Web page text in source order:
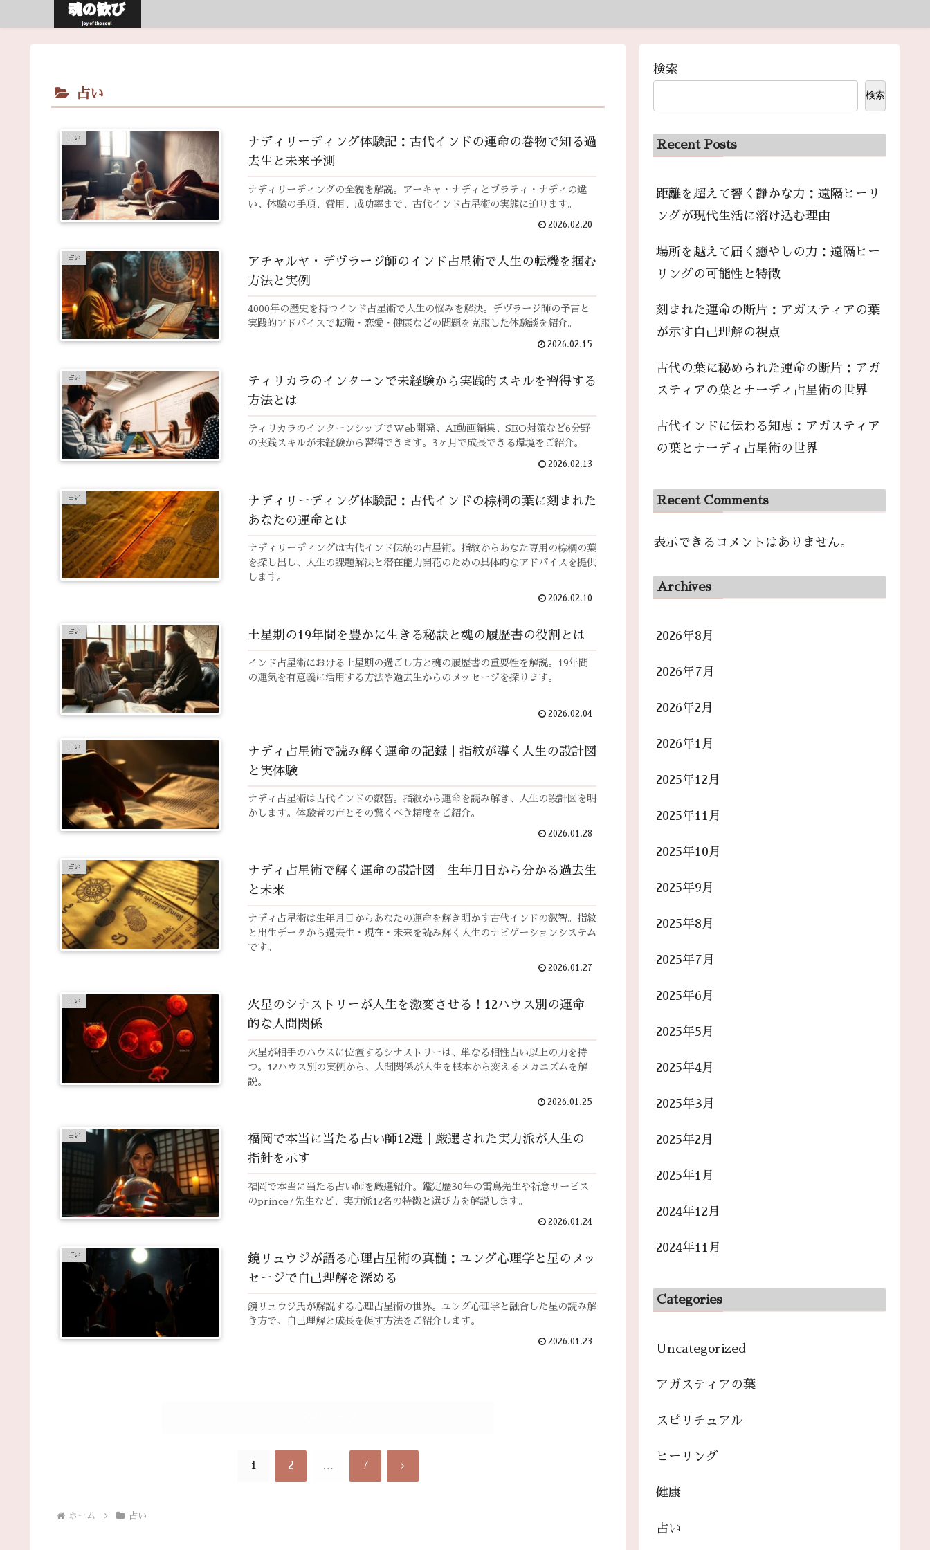
占い
占い
ナディリーディング体験記：古代インドの運命の巻物で知る過
去生と未来予測
ナディリーディングの全貌を解説。アーキャ・ナディとプラティ・ナディの違
い、体験の手順、費用、成功率まで、古代インド占星術の実態に迫ります。
2026.02.20
占い
アチャルヤ・デヴラージ師のインド占星術で人生の転機を掴む
方法と実例
4000年の歴史を持つインド占星術で人生の悩みを解決。デヴラージ師の予言と
実践的アドバイスで転職・恋愛・健康などの問題を克服した体験談を紹介。
2026.02.15
占い
ティリカラのインターンで未経験から実践的スキルを習得する
方法とは
ティリカラのインターンシップでWeb開発、AI動画編集、SEO対策など6分野
の実践スキルが未経験から習得できます。3ヶ月で成長できる環境をご紹介。
2026.02.13
占い
ナディリーディング体験記：古代インドの棕櫚の葉に刻まれた
あなたの運命とは
ナディリーディングは古代インド伝統の占星術。指紋からあなた専用の棕櫚の葉
を探し出し、人生の課題解決と潜在能力開花のための具体的なアドバイスを提供
します。
2026.02.10
占い 土星期の19年間を豊かに生きる秘訣と魂の履歴書の役割とは
インド占星術における土星期の過ごし方と魂の履歴書の重要性を解説。19年間
の運気を有意義に活用する方法や過去生からのメッセージを探ります。
2026.02.04
占い
ナディ占星術で読み解く運命の記録｜指紋が導く人生の設計図
と実体験
ナディ占星術は古代インドの叡智。指紋から運命を読み解き、人生の設計図を明
かします。体験者の声とその驚くべき精度をご紹介。
2026.01.28
占い
ナディ占星術で解く運命の設計図｜生年月日から分かる過去生
と未来
ナディ占星術は生年月日からあなたの運命を解き明かす古代インドの叡智。指紋
と出生データから過去生・現在・未来を読み解く人生のナビゲーションシステム
です。
2026.01.27
占い
火星のシナストリーが人生を激変させる！12ハウス別の運命
的な人間関係
火星が相手のハウスに位置するシナストリーは、単なる相性占い以上の力を持
つ。12ハウス別の実例から、人間関係が人生を根本から変えるメカニズムを解
説。
2026.01.25
占い
福岡で本当に当たる占い師12選｜厳選された実力派が人生の
指針を示す
福岡で本当に当たる占い師を厳選紹介。鑑定歴30年の雷鳥先生や祈念サービス
のprince7先生など、実力派12名の特徴と選び方を解説します。
2026.01.24
占い
鏡リュウジが語る心理占星術の真髄：ユング心理学と星のメッ
セージで自己理解を深める
鏡リュウジ氏が解説する心理占星術の世界。ユング心理学と融合した星の読み解
き方で、自己理解と成長を促す方法をご紹介します。
2026.01.23
1 2 … 7 次
ホーム 占い
検索
検索
Recent Posts
距離を超えて響く静かな力：遠隔ヒーリ
ングが現代生活に溶け込む理由
場所を越えて届く癒やしの力：遠隔ヒー
リングの可能性と特徴
刻まれた運命の断片：アガスティアの葉
が示す自己理解の視点
古代の葉に秘められた運命の断片：アガ
スティアの葉とナーディ占星術の世界
古代インドに伝わる知恵：アガスティア
の葉とナーディ占星術の世界
Recent Comments
表示できるコメントはありません。
Archives
2026年8月
2026年7月
2026年2月
2026年1月
2025年12月
2025年11月
2025年10月
2025年9月
2025年8月
2025年7月
2025年6月
2025年5月
2025年4月
2025年3月
2025年2月
2025年1月
2024年12月
2024年11月
Categories
Uncategorized
アガスティアの葉
スピリチュアル
ヒーリング
健康
占い